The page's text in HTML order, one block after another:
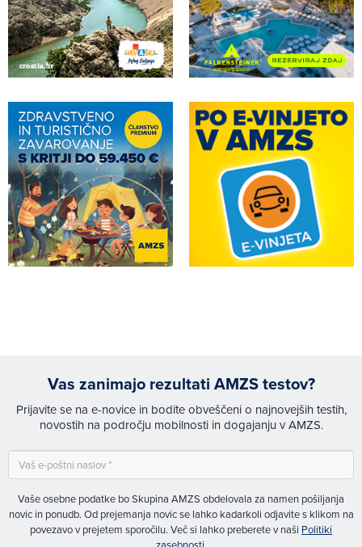
Vas zanimajo rezultati AMZS testov?
Prijavite se na e-novice in bodite obveščeni o najnovejših testih,
novostih na področju mobilnosti in dogajanju v AMZS.
Vaše osebne podatke bo Skupina AMZS obdelovala za namen pošiljanja
novic in ponudb. Od prejemanja novic se lahko kadarkoli odjavite s klikom na
povezavo v prejetem sporočilu. Več si lahko preberete v naši Politiki